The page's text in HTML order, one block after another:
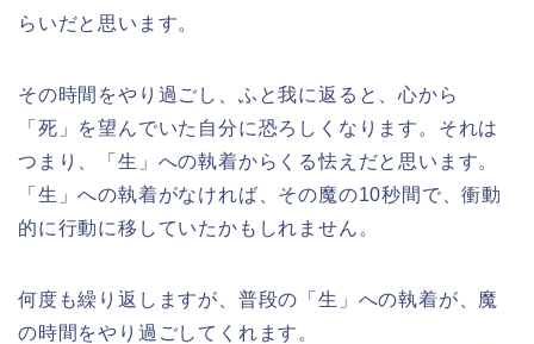
らいだと思います。
その時間をやり過ごし、ふと我に返ると、心から
「死」を望んでいた自分に恐ろしくなります。それは
つまり、「生」への執着からくる怯えだと思います。
「生」への執着がなければ、その魔の10秒間で、衝動
的に行動に移していたかもしれません。
何度も繰り返しますが、普段の「生」への執着が、魔
の時間をやり過ごしてくれます。